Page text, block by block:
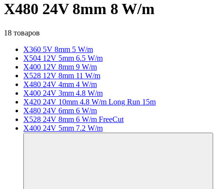
X480 24V 8mm 8 W/m
18 товаров
X360 5V 8mm 5 W/m
X504 12V 5mm 6.5 W/m
X400 12V 8mm 9 W/m
X528 12V 8mm 11 W/m
X480 24V 4mm 4 W/m
X400 24V 3mm 4.8 W/m
X420 24V 10mm 4.8 W/m Long Run 15m
X480 24V 6mm 6 W/m
X528 24V 8mm 6 W/m FreeCut
X400 24V 5mm 7.2 W/m